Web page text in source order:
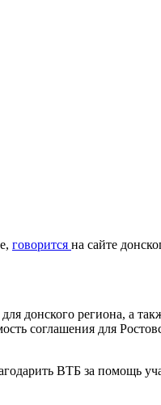
говорится на сайте
донского региона, а
соглашения для
ВТБ за помощь